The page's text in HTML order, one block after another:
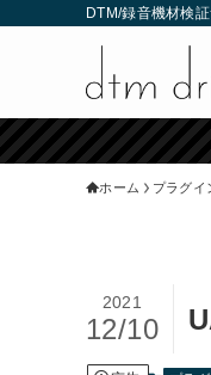
DTM/録音機材検
ホーム プラグイ
2021
12/10